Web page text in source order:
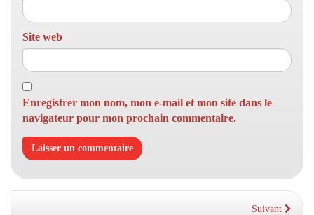
Site web
Enregistrer mon nom, mon e-mail et mon site dans le
navigateur pour mon prochain commentaire.
Suivant